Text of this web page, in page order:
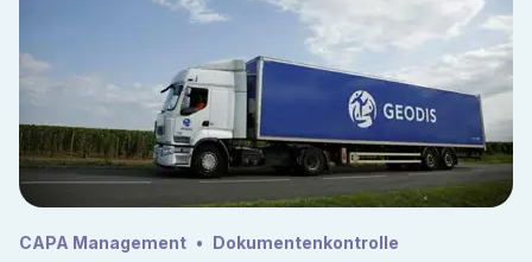
CAPA Management • Dokumentenkontrolle